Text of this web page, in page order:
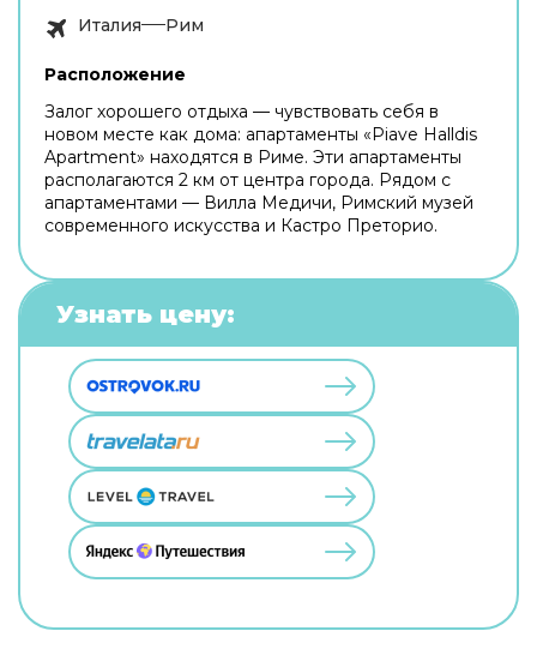
Италия Рим
Расположение
Залог хорошего отдыха — чувствовать себя в
новом месте как дома: апартаменты «Piave Halldis
Apartment» находятся в Риме. Эти апартаменты
располагаются 2 км от центра города. Рядом с
апартаментами — Вилла Медичи, Римский музей
современного искусства и Кастро Преторио.
Узнать цену: